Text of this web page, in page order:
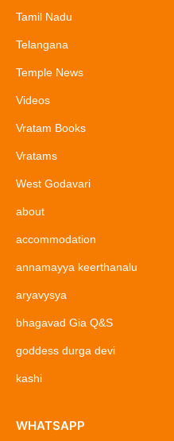
Tamil Nadu
Telangana
Temple News
Videos
Vratam Books
Vratams
West Godavari
about
accommodation
annamayya keerthanalu
aryavysya
bhagavad Gia Q&S
goddess durga devi
kashi
WHATSAPP